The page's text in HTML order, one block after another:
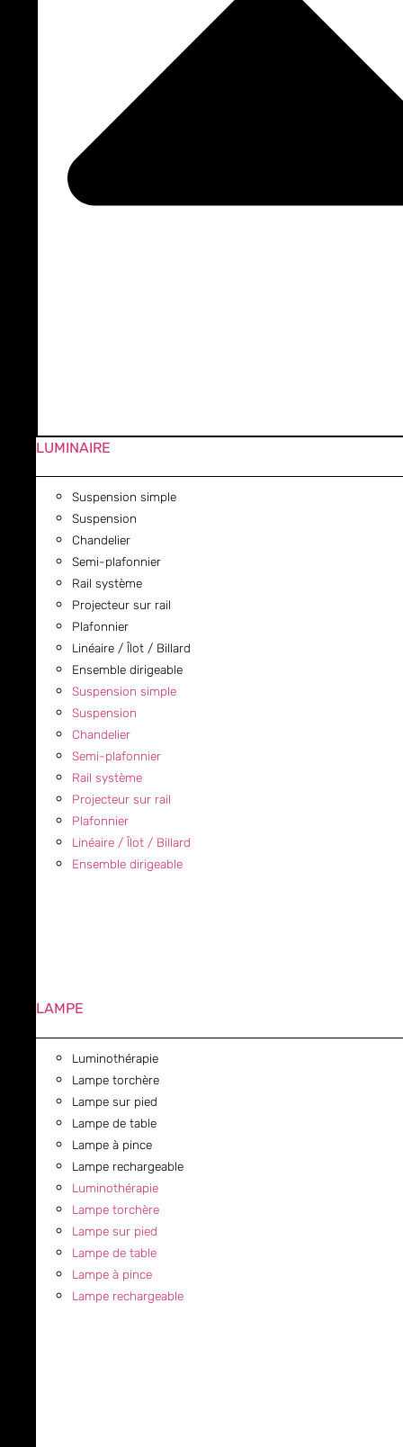
LUMINAIRE
Suspension simple
Suspension
Chandelier
Semi-plafonnier
Rail système
Projecteur sur rail
Plafonnier
Linéaire / Îlot / Billard
Ensemble dirigeable
Suspension simple
Suspension
Chandelier
Semi-plafonnier
Rail système
Projecteur sur rail
Plafonnier
Linéaire / Îlot / Billard
Ensemble dirigeable
LAMPE
Luminothérapie
Lampe torchère
Lampe sur pied
Lampe de table
Lampe à pince
Lampe rechargeable
Luminothérapie
Lampe torchère
Lampe sur pied
Lampe de table
Lampe à pince
Lampe rechargeable